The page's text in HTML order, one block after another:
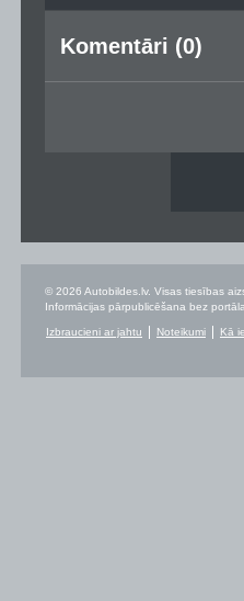
Komentāri (0)
© 2026 Autobildes.lv. Visas tiesības
Informācijas pārpublicēšana bez
Izbraucieni ar jahtu Noteikumi Kā